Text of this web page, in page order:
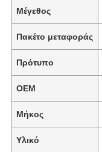
Μέγεθος
Πακέτο μεταφοράς
Πρότυπο
OEM
Μήκος
Υλικό